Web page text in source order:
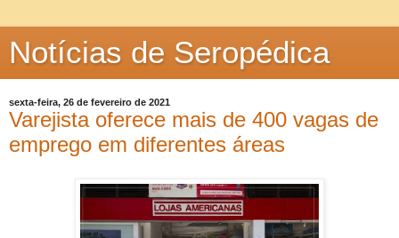
Notícias de Seropédica
sexta-feira, 26 de fevereiro de 2021
Varejista oferece mais de 400 vagas de
emprego em diferentes áreas